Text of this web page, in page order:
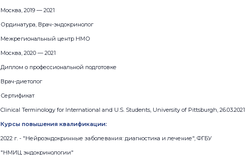
Москва, 2019 — 2021
Ординатура, Врач-эндокринолог
Межрегиональный центр НМО
Москва, 2020 — 2021
Диплом о профессиональной подготовке
Врач-диетолог
Сертификат
Clinical Terminology for International and U.S. Students, University of Pittsburgh, 26.03.2021
Курсы повышения квалификации:
2022 г. - "Нейроэндокринные заболевания: диагностика и лечение", ФГБУ
"НМИЦ эндокринологии"